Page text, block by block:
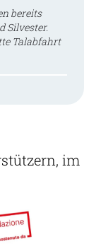
bereits
Silvester.
Talabfahrt
im